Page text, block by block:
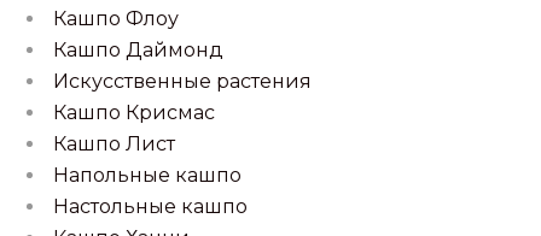
Кашпо Флоу
Кашпо Даймонд
Искусственные растения
Кашпо Крисмас
Кашпо Лист
Напольные кашпо
Настольные кашпо